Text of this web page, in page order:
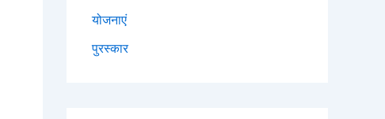
योजनाएं
पुरस्कार